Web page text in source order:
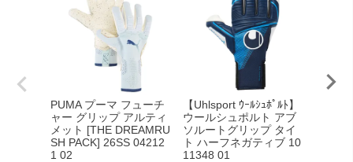
PUMA プーマ フューチ
ャー グリップ アルティ
メット [THE DREAMRU
SH PACK] 26SS 04212
1 02
【Uhlsport ｳｰﾙｼｭﾎﾟﾙﾄ】
ウールシュポルト アブ
ソルートグリップ タイ
ト ハーフネガティブ 10
11348 01